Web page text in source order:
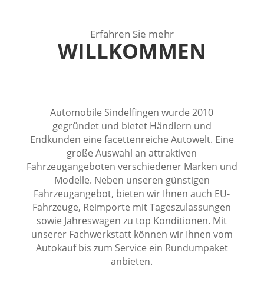
Erfahren Sie mehr
WILLKOMMEN
Automobile Sindelfingen wurde 2010
gegründet und bietet Händlern und
Endkunden eine facettenreiche Autowelt. Eine
große Auswahl an attraktiven
Fahrzeugangeboten verschiedener Marken und
Modelle. Neben unseren günstigen
Fahrzeugangebot, bieten wir Ihnen auch EU-
Fahrzeuge, Reimporte mit Tageszulassungen
sowie Jahreswagen zu top Konditionen. Mit
unserer Fachwerkstatt können wir Ihnen vom
Autokauf bis zum Service ein Rundumpaket
anbieten.